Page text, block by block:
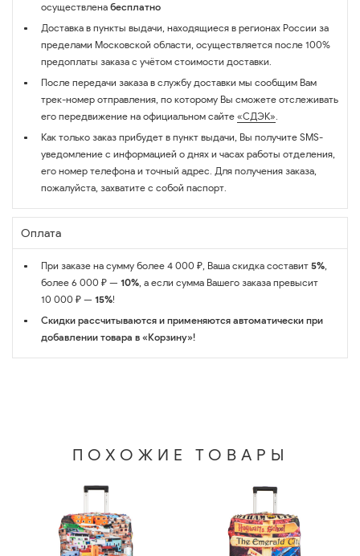
осуществлена бесплатно
Доставка в пункты выдачи, находящиеся в регионах России за
пределами Московской области, осуществляется после 100%
предоплаты заказа с учётом стоимости доставки.
После передачи заказа в службу доставки мы сообщим Вам
трек-номер отправления, по которому Вы сможете отслеживать
его передвижение на официальном сайте «СДЭК».
Как только заказ прибудет в пункт выдачи, Вы получите SMS-
уведомление с информацией о днях и часах работы отделения,
его номер телефона и точный адрес. Для получения заказа,
пожалуйста, захватите с собой паспорт.
Оплата
При заказе на сумму более 4 000 ₽, Ваша скидка составит 5%,
более 6 000 ₽ — 10%, а если сумма Вашего заказа превысит
10 000 ₽ — 15%!
Скидки рассчитываются и применяются автоматически при
добавлении товара в «Корзину»!
ПОХОЖИЕ ТОВАРЫ